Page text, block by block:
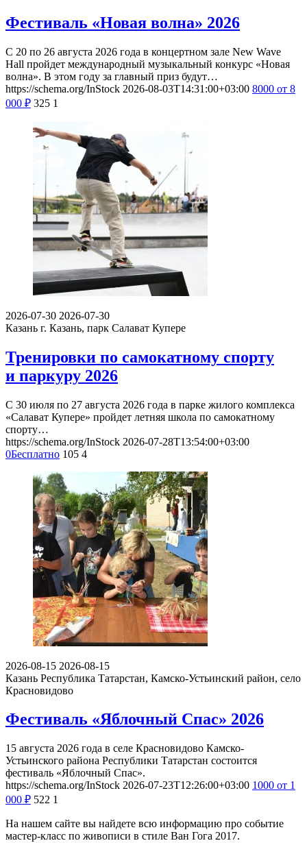
Фестиваль «Новая волна» 2026
С 20 по 26 августа 2026 года в концертном зале New Wave
Hall пройдет международный музыкальный конкурс «Новая
волна». В этом году за главный приз будут…
https://schema.org/InStock 2026-08-03T14:31:00+03:00 8000 от 8
000 ₽ 325 1
2026-07-30 2026-07-30
Казань г. Казань, парк Салават Купере
Тренировки по самокатному спорту
и паркуру 2026
С 30 июля по 27 августа 2026 года в парке жилого комплекса
«Салават Купере» пройдет летняя школа по самокатному
спорту…
https://schema.org/InStock 2026-07-28T13:54:00+03:00
0Бесплатно 105 4
2026-08-15 2026-08-15
Казань Республика Татарстан, Камско-Устьинский район, село
Красновидово
Фестиваль «Яблочный Спас» 2026
15 августа 2026 года в селе Красновидово Камско-
Устьинского района Республики Татарстан состоится
фестиваль «Яблочный Спас».
https://schema.org/InStock 2026-07-23T12:26:00+03:00 1000 от 1
000 ₽ 522 1
На нашем сайте вы найдете всю информацию про событие
мастер-класс по живописи в стиле Ван Гога 2017.